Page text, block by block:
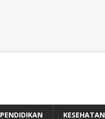
PENDIDIKAN KESEHATAN